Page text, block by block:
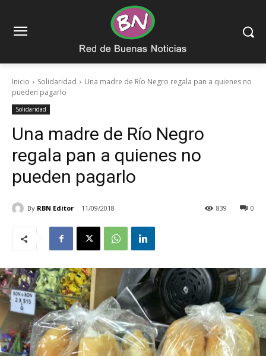
Inicio Solidaridad
Una madre de Río Negro regala pan a quienes no
pueden pagarlo
Solidaridad
Una madre de Río Negro
regala pan a quienes no
pueden pagarlo
By RBN Editor 11/09/2018 0
839